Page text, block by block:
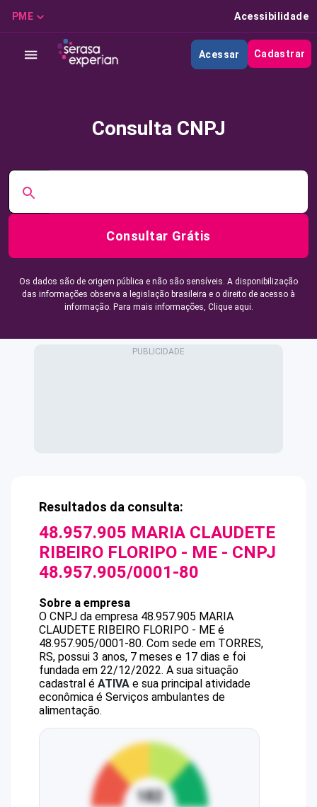
PME Acessibilidade
Acessar Cadastrar
Consulta CNPJ
Consultar Grátis
Os dados são de origem pública e não são sensíveis. A disponibilização
das informações observa a legislação brasileira e o direito de acesso à
informação. Para mais informações, Clique aqui.
Resultados da consulta:
48.957.905 MARIA CLAUDETE
RIBEIRO FLORIPO - ME - CNPJ
48.957.905/0001-80
Sobre a empresa
O CNPJ da empresa 48.957.905 MARIA
CLAUDETE RIBEIRO FLORIPO - ME é
48.957.905/0001-80. Com sede em TORRES,
RS, possui 3 anos, 7 meses e 17 dias e foi
fundada em 22/12/2022. A sua situação
cadastral é ATIVA e sua principal atividade
econômica é Serviços ambulantes de
alimentação.